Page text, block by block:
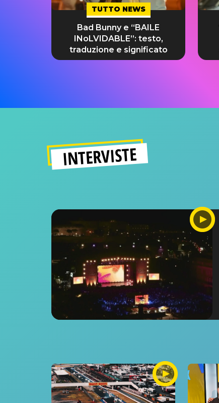
TUTTO NEWS
Bad Bunny e “BAILE
INoLVIDABLE”: testo,
traduzione e significato
INTERVISTE